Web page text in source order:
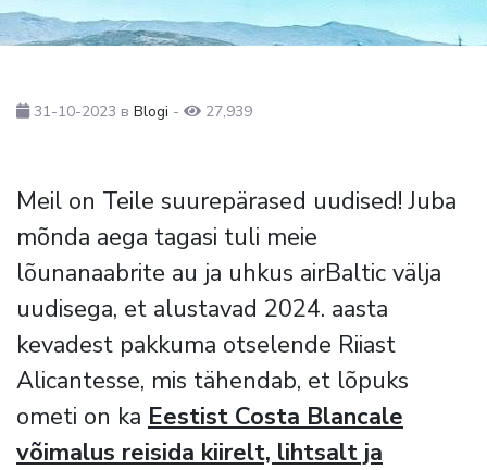
31-10-2023 в Blogi - 27,939
Meil on Teile suurepärased uudised! Juba
mõnda aega tagasi tuli meie
lõunanaabrite au ja uhkus airBaltic välja
uudisega, et alustavad 2024. aasta
kevadest pakkuma otselende Riiast
Alicantesse, mis tähendab, et lõpuks
ometi on ka Eestist Costa Blancale
võimalus reisida kiirelt, lihtsalt ja